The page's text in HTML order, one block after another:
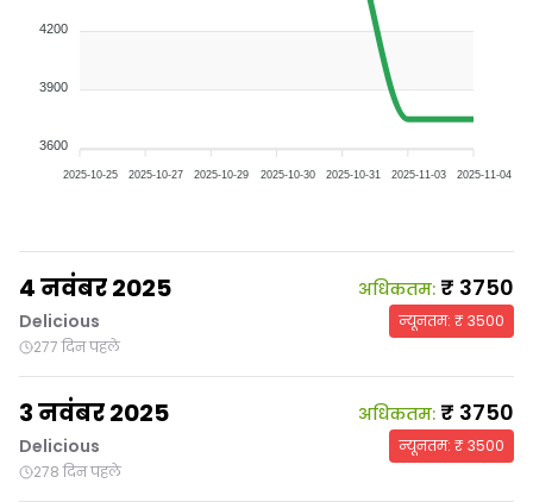
4200
3900
3600
2025-10-25 2025-10-27 2025-10-29 2025-10-30 2025-10-31 2025-11-03 2025-11-04
4 नवंबर 2025
Delicious
277 दिन पहले
अधिकतम: ₹ 3750
न्यूनतम: ₹3500
3 नवंबर 2025
Delicious
278 दिन पहले
अधिकतम: ₹ 3750
न्यूनतम: ₹3500